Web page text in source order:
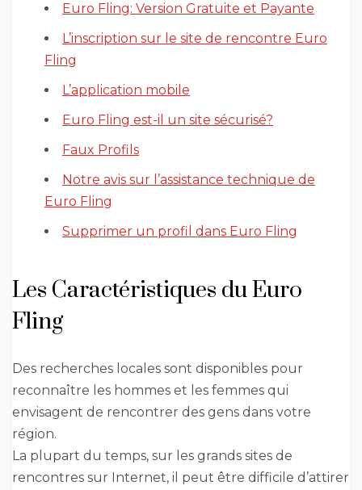
Euro Fling: Version Gratuite et Payante
L’inscription sur le site de rencontre Euro
Fling
L’application mobile
Euro Fling est-il un site sécurisé?
Faux Profils
Notre avis sur l’assistance technique de
Euro Fling
Supprimer un profil dans Euro Fling
Les Caractéristiques du Euro
Fling
Des recherches locales sont disponibles pour
reconnaître les hommes et les femmes qui
envisagent de rencontrer des gens dans votre
région.
La plupart du temps, sur les grands sites de
rencontres sur Internet, il peut être difficile d’attirer